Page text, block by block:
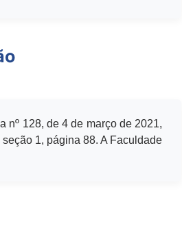
nº 128, de 4 de março de 2021,
1, página 88. A Faculdade